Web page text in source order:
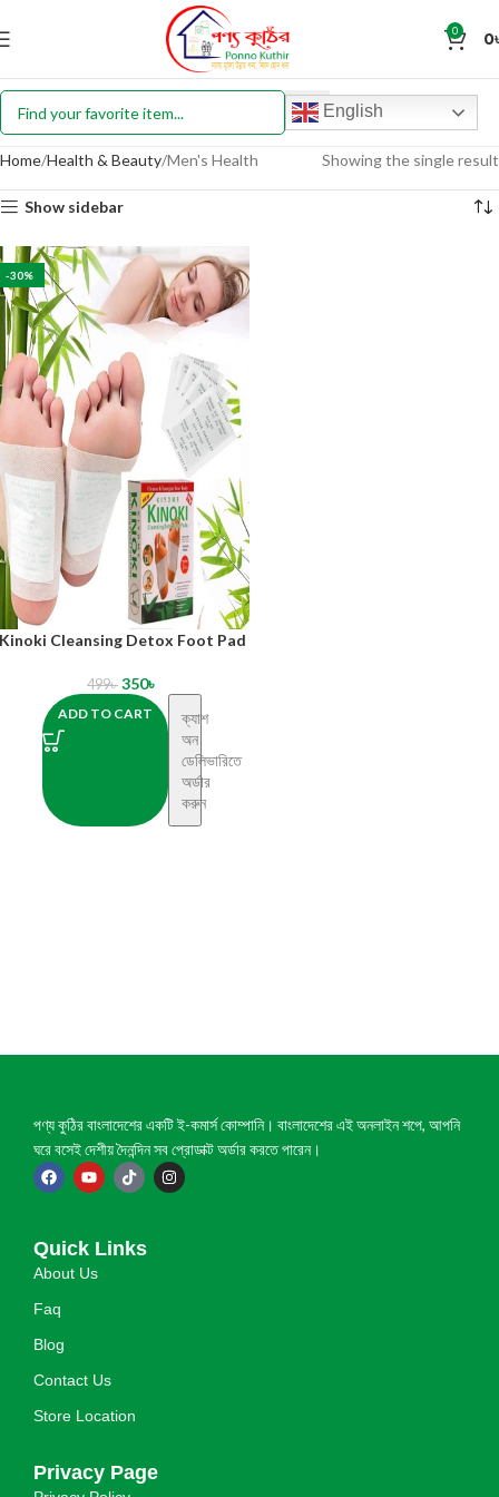
0 0
English
Home Health & Beauty Men's Health Showing the single result
Show sidebar
-30%
Cleansing Detox Foot Pad
499৳ 350৳
ADD TO CART
ক্যাশ
অন
ডেলিভারিতে
অর্ডার
করুন
পণ্য কুঠির বাংলাদেশের একটি ই-কমার্স কোম্পানি। বাংলাদেশের এই অনলাইন শপে, আপনি
ঘরে বসেই দেশীয় দৈনন্দিন সব প্রোডাক্ট অর্ডার করতে পারেন।
Quick Links
About Us
Faq
Blog
Contact Us
Store Location
Privacy Page